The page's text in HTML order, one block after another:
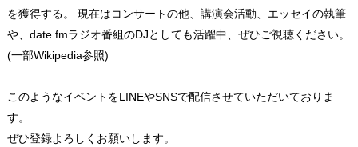
を獲得する。 現在はコンサートの他、講演会活動、エッセイの執筆
や、date fmラジオ番組のDJとしても活躍中、ぜひご視聴ください。
(一部Wikipedia参照)
このようなイベントをLINEやSNSで配信させていただいておりま
す。
ぜひ登録よろしくお願いします。